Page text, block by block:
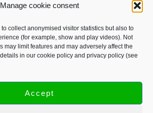
Manage cookie consent
collect anonymised visitor statistics but also to
(for example, show and play videos). Not
may limit features and may adversely affect the
in our cookie policy and privacy policy (see
Accept
Sajtkarta
Integritetspolicy
1996-2026 BKWine AB
och får inte användas